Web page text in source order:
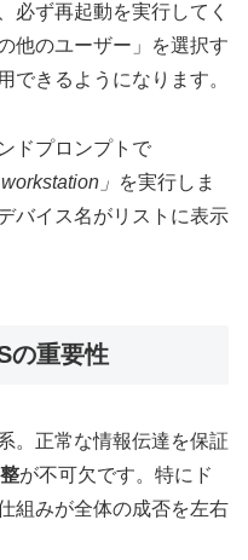
必ず再起動を実行してく
他のユーザー」を選択す
できるようになります。
ドプロンプトで
」 を実行しま
バイス名がリストに表示
の重要性
。正常な情報伝達を保証
が不可欠です。特にド
組みが全体の成否を左右